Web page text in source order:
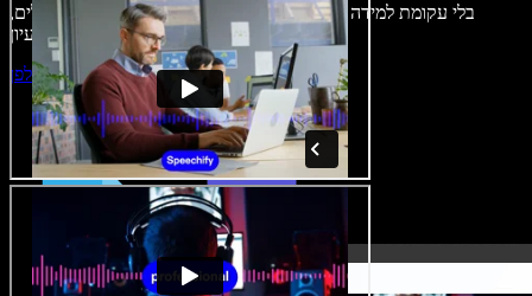
בלי עקומת למידה – הכול זמין בדפדפן. יוצרי תוכן כבר לא מוגבלים,
התחילו ליצור באולפן